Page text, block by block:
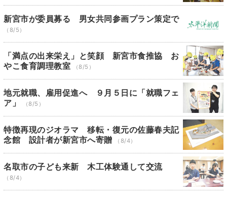
新宮市が委員募る 男女共同参画プラン策定で
（8/5）
「満点の出来栄え」と笑顔 新宮市食推協 お
やこ食育調理教室
（8/5）
地元就職、雇用促進へ ９月５日に「就職フェ
ア」
（8/5）
特徴再現のジオラマ 移転・復元の佐藤春夫記
念館 設計者が新宮市へ寄贈
（8/4）
名取市の子ども来新 木工体験通して交流
（8/4）